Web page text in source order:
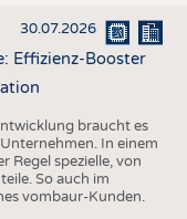
30.07.2026
Effizienz-Booster
braucht es
In einem
Regel spezielle, von
So auch im
vombaur-Kunden.